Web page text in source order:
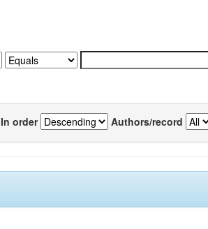
In order Authors/record